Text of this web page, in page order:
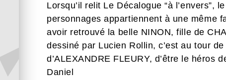
Lorsqu’il relit Le Décalogue “à l’envers”,
personnages appartiennent à une même
avoir retrouvé la belle NINON, fille de
dessiné par Lucien Rollin, c’est au tour
d’ALEXANDRE FLEURY, d’être le héros
Daniel